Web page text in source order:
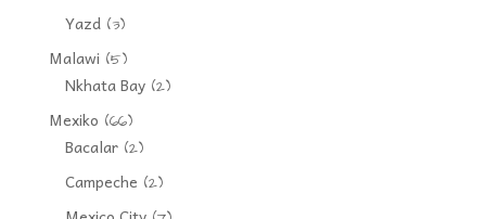
Yazd(3)
Malawi (5)
Nkhata Bay(2)
Mexiko (66)
Bacalar(2)
Campeche (2)